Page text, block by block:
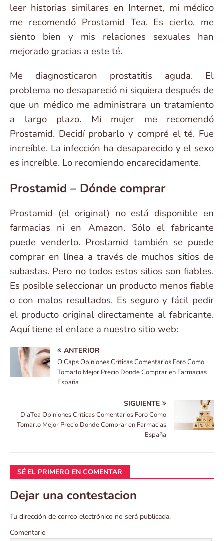
leer historias similares en Internet, mi médico
me recomendó Prostamid Tea. Es cierto, me
siento bien y mis relaciones sexuales han
mejorado gracias a este té.
Me diagnosticaron prostatitis aguda. El
problema no desapareció ni siquiera después de
que un médico me administrara un tratamiento
a largo plazo. Mi mujer me recomendó
Prostamid. Decidí probarlo y compré el té. Fue
increíble. La infección ha desaparecido y el sexo
es increíble. Lo recomiendo encarecidamente.
Prostamid – Dónde comprar
Prostamid (el original) no está disponible en
farmacias ni en Amazon. Sólo el fabricante
puede venderlo. Prostamid también se puede
comprar en línea a través de muchos sitios de
subastas. Pero no todos estos sitios son fiables.
Es posible seleccionar un producto menos fiable
o con malos resultados. Es seguro y fácil pedir
el producto original directamente al fabricante.
Aquí tiene el enlace a nuestro sitio web:
ANTERIOR
O Caps Opiniones Críticas Comentarios Foro Como
Tomarlo Mejor Precio Donde Comprar en Farmacias
España
SIGUIENTE
DiaTea Opiniones Críticas Comentarios Foro Como
Tomarlo Mejor Precio Donde Comprar en Farmacias
España
SÉ EL PRIMERO EN COMENTAR
Dejar una contestacion
Tu dirección de correo electrónico no será publicada.
Comentario